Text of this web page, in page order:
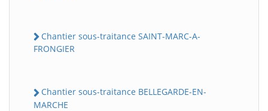
Chantier sous-traitance SAINT-MARC-A-
FRONGIER
Chantier sous-traitance BELLEGARDE-EN-
MARCHE